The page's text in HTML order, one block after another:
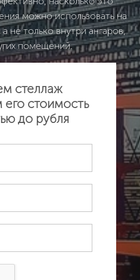
можно использовать на
не только внутри ангаров,
помещений.
стеллаж
его стоимость
до рубля